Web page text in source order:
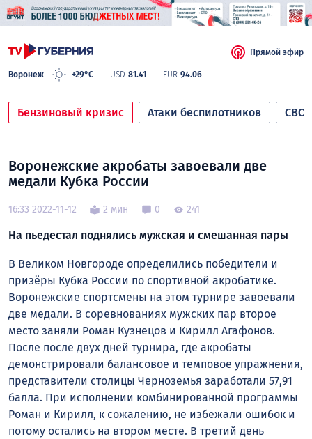
Воронеж +29°C USD 81.41 EUR 94.06
Прямой эфир
Бензиновый кризис Атаки беспилотников СВО
Воронежские акробаты завоевали две
медали Кубка России
16:33 2022-11-12 2 мин 0 241
На пьедестал поднялись мужская и смешанная пары
В Великом Новгороде определились победители и
призёры Кубка России по спортивной акробатике.
Воронежские спортсмены на этом турнире завоевали
две медали. В соревнованиях мужских пар второе
место заняли Роман Кузнецов и Кирилл Агафонов.
После после двух дней турнира, где акробаты
демонстрировали балансовое и темповое упражнения,
представители столицы Черноземья заработали 57,91
балла. При исполнении комбинированной программы
Роман и Кирилл, к сожалению, не избежали ошибок и
потому остались на втором месте. В третий день